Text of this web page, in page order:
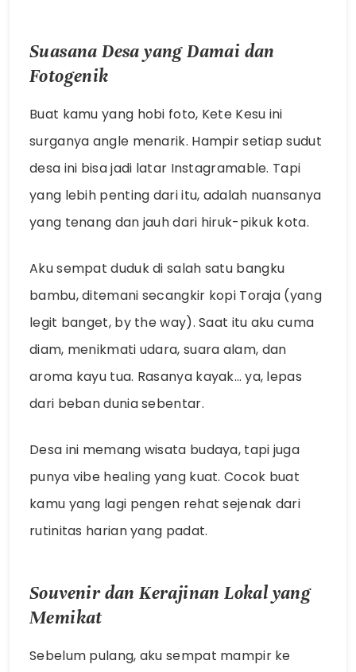
Suasana Desa yang Damai dan
Fotogenik
Buat kamu yang hobi foto, Kete Kesu ini
surganya angle menarik. Hampir setiap sudut
desa ini bisa jadi latar Instagramable. Tapi
yang lebih penting dari itu, adalah nuansanya
yang tenang dan jauh dari hiruk-pikuk kota.
Aku sempat duduk di salah satu bangku
bambu, ditemani secangkir kopi Toraja (yang
legit banget, by the way). Saat itu aku cuma
diam, menikmati udara, suara alam, dan
aroma kayu tua. Rasanya kayak… ya, lepas
dari beban dunia sebentar.
Desa ini memang wisata budaya, tapi juga
punya vibe healing yang kuat. Cocok buat
kamu yang lagi pengen rehat sejenak dari
rutinitas harian yang padat.
Souvenir dan Kerajinan Lokal yang
Memikat
Sebelum pulang, aku sempat mampir ke